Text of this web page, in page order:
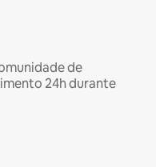
de
24h durante